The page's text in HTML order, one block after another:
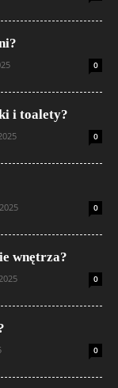
0
i toalety?
0
0
wnętrza?
0
0